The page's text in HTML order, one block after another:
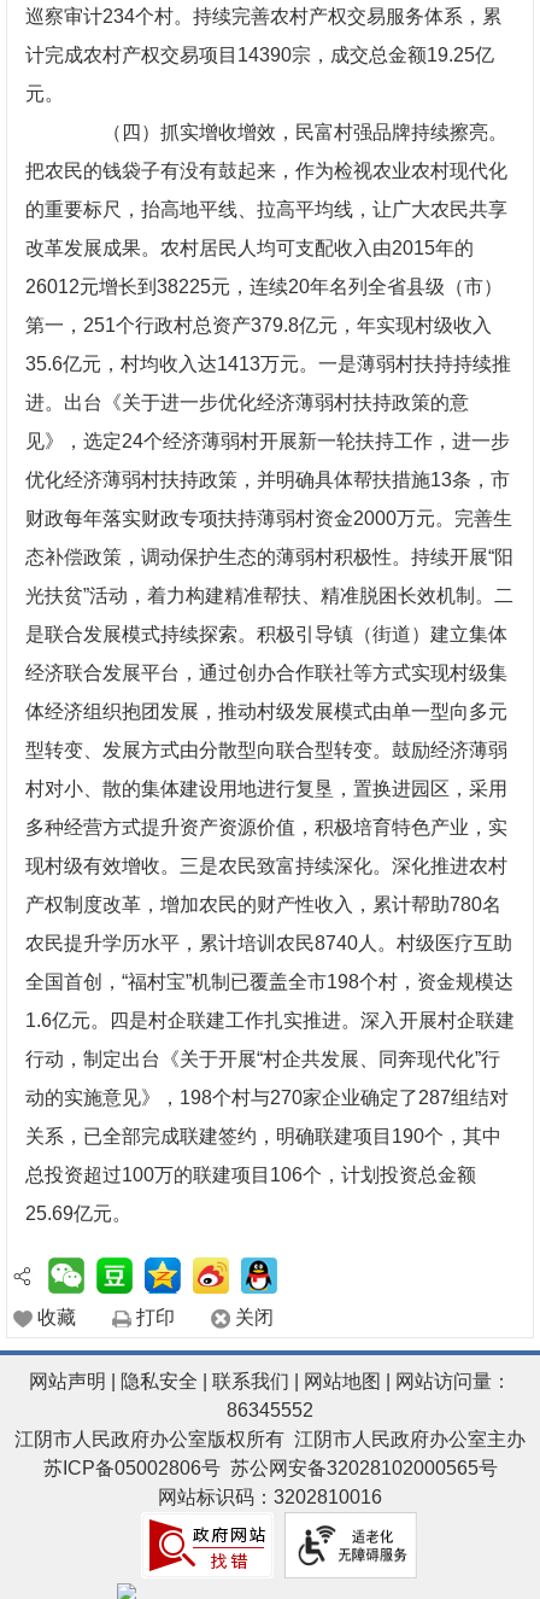
巡察审计234个村。持续完善农村产权交易服务体系，累
计完成农村产权交易项目14390宗，成交总金额19.25亿
元。
（四）抓实增收增效，民富村强品牌持续擦亮。
把农民的钱袋子有没有鼓起来，作为检视农业农村现代化
的重要标尺，抬高地平线、拉高平均线，让广大农民共享
改革发展成果。农村居民人均可支配收入由2015年的
26012元增长到38225元，连续20年名列全省县级（市）
第一，251个行政村总资产379.8亿元，年实现村级收入
35.6亿元，村均收入达1413万元。一是薄弱村扶持持续推
进。出台《关于进一步优化经济薄弱村扶持政策的意
见》，选定24个经济薄弱村开展新一轮扶持工作，进一步
优化经济薄弱村扶持政策，并明确具体帮扶措施13条，市
财政每年落实财政专项扶持薄弱村资金2000万元。完善生
态补偿政策，调动保护生态的薄弱村积极性。持续开展“阳
光扶贫”活动，着力构建精准帮扶、精准脱困长效机制。二
是联合发展模式持续探索。积极引导镇（街道）建立集体
经济联合发展平台，通过创办合作联社等方式实现村级集
体经济组织抱团发展，推动村级发展模式由单一型向多元
型转变、发展方式由分散型向联合型转变。鼓励经济薄弱
村对小、散的集体建设用地进行复垦，置换进园区，采用
多种经营方式提升资产资源价值，积极培育特色产业，实
现村级有效增收。三是农民致富持续深化。深化推进农村
产权制度改革，增加农民的财产性收入，累计帮助780名
农民提升学历水平，累计培训农民8740人。村级医疗互助
全国首创，“福村宝”机制已覆盖全市198个村，资金规模达
1.6亿元。四是村企联建工作扎实推进。深入开展村企联建
行动，制定出台《关于开展“村企共发展、同奔现代化”行
动的实施意见》，198个村与270家企业确定了287组结对
关系，已全部完成联建签约，明确联建项目190个，其中
总投资超过100万的联建项目106个，计划投资总金额
25.69亿元。
收藏 打印 关闭
网站声明 隐私安全 联系我们 网站地图
| 网站访问量：
86345552
江阴市人民政府办公室版权所有 江阴市人民政府办公室主办
苏ICP备05002806号 苏公网安备32028102000565号
网站标识码：3202810016